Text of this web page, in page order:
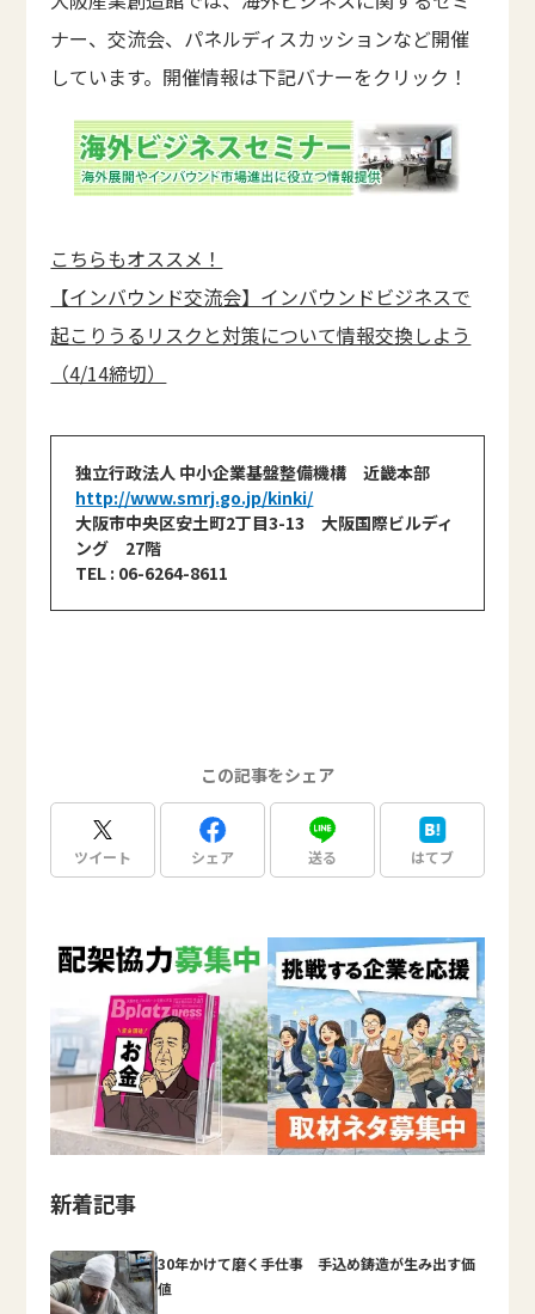
ナー、交流会、パネルディスカッションなど開催
しています。開催情報は下記バナーをクリック！
こちらもオススメ！
【インバウンド交流会】インバウンドビジネスで
起こりうるリスクと対策について情報交換しよう
（4/14締切）
独立行政法人 中小企業基盤整備機構 近畿本部
http://www.smrj.go.jp/kinki/
大阪市中央区安土町2丁目3-13 大阪国際ビルディ
ング 27階
TEL : 06-6264-8611
この記事をシェア
ツイート シェア 送る はてブ
新着記事
30年かけて磨く手仕事 手込め鋳造が生み出す価
値